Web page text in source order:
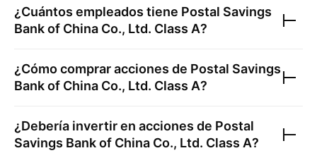
¿Cuántos empleados tiene Postal Savings
Bank of China Co., Ltd. Class A?
¿Cómo comprar acciones de Postal Savings
Bank of China Co., Ltd. Class A?
¿Debería invertir en acciones de Postal
Savings Bank of China Co., Ltd. Class A?